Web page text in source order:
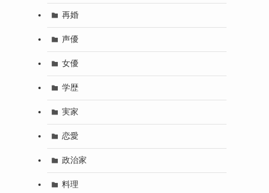
再婚
声優
女優
学歴
実家
恋愛
政治家
料理